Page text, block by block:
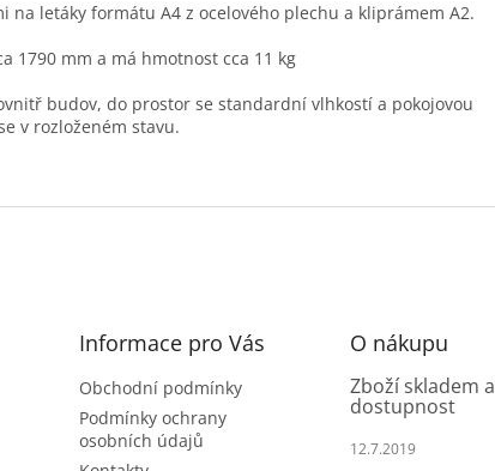
na letáky formátu A4 z ocelového plechu a kliprámem A2.
1790 mm a má hmotnost cca 11 kg
budov, do prostor se standardní vlhkostí a pokojovou
v rozloženém stavu.
Informace pro Vás
Obchodní podmínky
Podmínky ochrany
osobních údajů
O nákupu
Zboží skladem a
dostupnost
12.7.2019